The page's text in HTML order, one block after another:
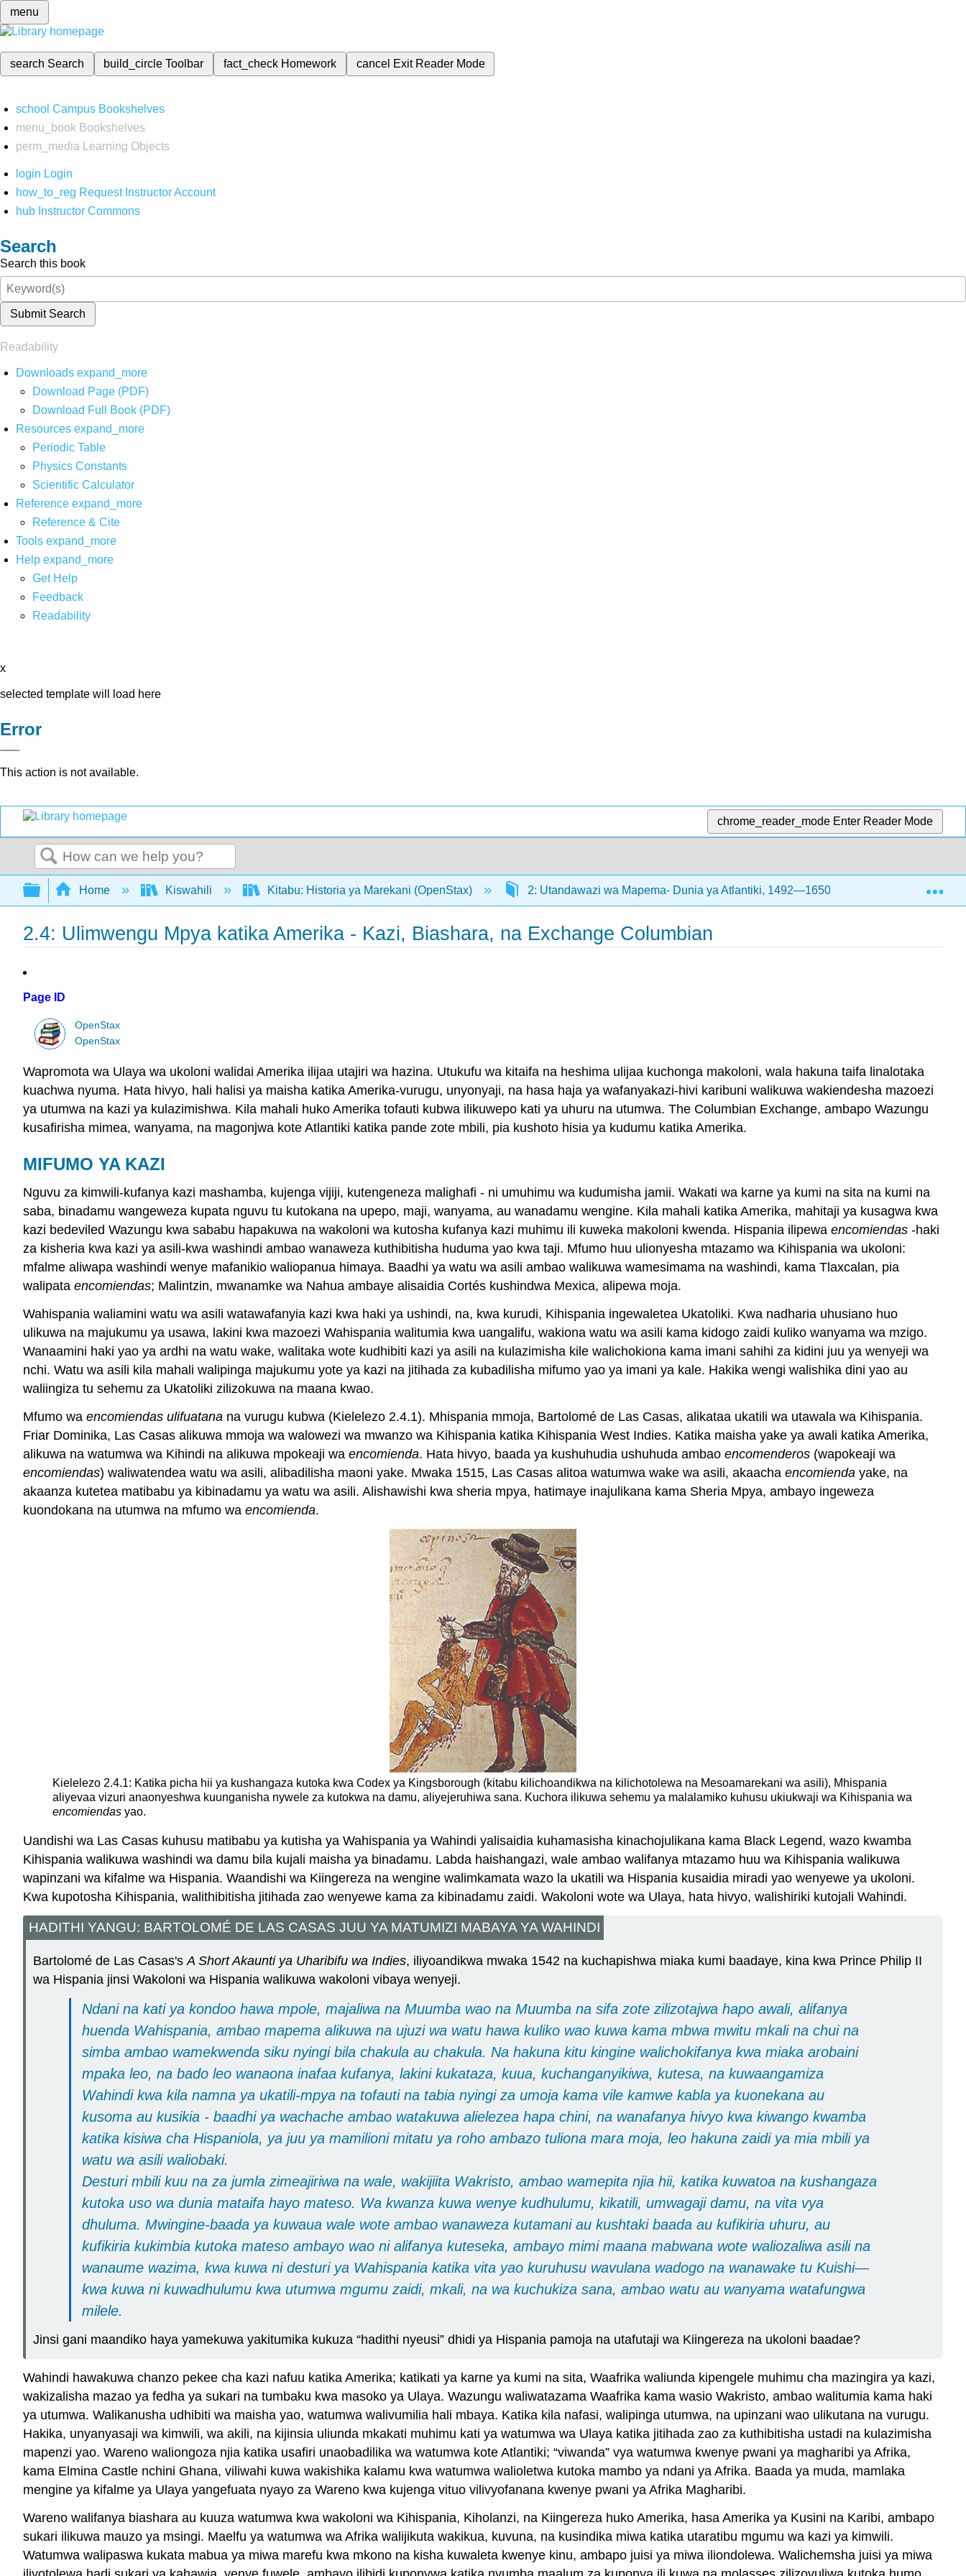
menu
search Search build_circleToolbar fact_check Homework cancel Exit Reader Mode
school Campus Bookshelves
menu_book Bookshelves
perm_media
Learning Objects
login Login
how_to_reg Request Instructor Account
hub Instructor Commons
Search
Search this book
Submit Search
Readability
Downloads expand_more
Download Page (PDF)
Download Full Book (PDF)
Resources expand_more
Periodic Table
Physics Constants
Scientific Calculator
Reference expand_more
Reference & Cite
Tools expand_more
Help expand_more
Get Help
Feedback
Readability
x
selected template will load here
Error
This action is not available.
chrome_reader_mode Enter Reader Mode
Search
Expand/collapse global hierarchy
Home Kiswahili Kitabu: Historia ya Marekani (OpenStax) 2: Utandawazi wa Mapema- Dunia ya Atlantiki, 1492—1650 2.4:
2.4: Ulimwengu Mpya katika Amerika - Kazi, Biashara, na Exchange Columbian
Page ID
OpenStax
OpenStax
Wapromota wa Ulaya wa ukoloni walidai Amerika ilijaa utajiri wa hazina. Utukufu wa kitaifa na heshima ulijaa kuchonga makoloni, wala hakuna taifa linalotaka
kuachwa nyuma. Hata hivyo, hali halisi ya maisha katika Amerika-vurugu, unyonyaji, na hasa haja ya wafanyakazi-hivi karibuni walikuwa wakiendesha mazoezi
ya utumwa na kazi ya kulazimishwa. Kila mahali huko Amerika tofauti kubwa ilikuwepo kati ya uhuru na utumwa. The Columbian Exchange, ambapo Wazungu
kusafirisha mimea, wanyama, na magonjwa kote Atlantiki katika pande zote mbili, pia kushoto hisia ya kudumu katika Amerika.
MIFUMO YA KAZI
Nguvu za kimwili-kufanya kazi mashamba, kujenga vijiji, kutengeneza malighafi - ni umuhimu wa kudumisha jamii. Wakati wa karne ya kumi na sita na kumi na
saba, binadamu wangeweza kupata nguvu tu kutokana na upepo, maji, wanyama, au wanadamu wengine. Kila mahali katika Amerika, mahitaji ya kusagwa kwa
kazi bedeviled Wazungu kwa sababu hapakuwa na wakoloni wa kutosha kufanya kazi muhimu ili kuweka makoloni kwenda. Hispania ilipewa encomiendas -haki
za kisheria kwa kazi ya asili-kwa washindi ambao wanaweza kuthibitisha huduma yao kwa taji. Mfumo huu ulionyesha mtazamo wa Kihispania wa ukoloni:
mfalme aliwapa washindi wenye mafanikio waliopanua himaya. Baadhi ya watu wa asili ambao walikuwa wamesimama na washindi, kama Tlaxcalan, pia
walipata encomiendas; Malintzin, mwanamke wa Nahua ambaye alisaidia Cortés kushindwa Mexica, alipewa moja.
Wahispania waliamini watu wa asili watawafanyia kazi kwa haki ya ushindi, na, kwa kurudi, Kihispania ingewaletea Ukatoliki. Kwa nadharia uhusiano huo
ulikuwa na majukumu ya usawa, lakini kwa mazoezi Wahispania walitumia kwa uangalifu, wakiona watu wa asili kama kidogo zaidi kuliko wanyama wa mzigo.
Wanaamini haki yao ya ardhi na watu wake, walitaka wote kudhibiti kazi ya asili na kulazimisha kile walichokiona kama imani sahihi za kidini juu ya wenyeji wa
nchi. Watu wa asili kila mahali walipinga majukumu yote ya kazi na jitihada za kubadilisha mifumo yao ya imani ya kale. Hakika wengi walishika dini yao au
waliingiza tu sehemu za Ukatoliki zilizokuwa na maana kwao.
Mfumo wa encomiendas ulifuatana na vurugu kubwa (Kielelezo 2.4.1). Mhispania mmoja, Bartolomé de Las Casas, alikataa ukatili wa utawala wa Kihispania.
Friar Dominika, Las Casas alikuwa mmoja wa walowezi wa mwanzo wa Kihispania katika Kihispania West Indies. Katika maisha yake ya awali katika Amerika,
alikuwa na watumwa wa Kihindi na alikuwa mpokeaji wa encomienda. Hata hivyo, baada ya kushuhudia ushuhuda ambao encomenderos (wapokeaji wa
encomiendas) waliwatendea watu wa asili, alibadilisha maoni yake. Mwaka 1515, Las Casas alitoa watumwa wake wa asili, akaacha encomienda yake, na
akaanza kutetea matibabu ya kibinadamu ya watu wa asili. Alishawishi kwa sheria mpya, hatimaye inajulikana kama Sheria Mpya, ambayo ingeweza
kuondokana na utumwa na mfumo wa encomienda.
Kielelezo 2.4.1: Katika picha hii ya kushangaza kutoka kwa Codex ya Kingsborough (kitabu kilichoandikwa na kilichotolewa na Mesoamarekani wa asili), Mhispania
aliyevaa vizuri anaonyeshwa kuunganisha nywele za kutokwa na damu, aliyejeruhiwa sana. Kuchora ilikuwa sehemu ya malalamiko kuhusu ukiukwaji wa Kihispania wa
encomiendas yao.
Uandishi wa Las Casas kuhusu matibabu ya kutisha ya Wahispania ya Wahindi yalisaidia kuhamasisha kinachojulikana kama Black Legend, wazo kwamba
Kihispania walikuwa washindi wa damu bila kujali maisha ya binadamu. Labda haishangazi, wale ambao walifanya mtazamo huu wa Kihispania walikuwa
wapinzani wa kifalme wa Hispania. Waandishi wa Kiingereza na wengine walimkamata wazo la ukatili wa Hispania kusaidia miradi yao wenyewe ya ukoloni.
Kwa kupotosha Kihispania, walithibitisha jitihada zao wenyewe kama za kibinadamu zaidi. Wakoloni wote wa Ulaya, hata hivyo, walishiriki kutojali Wahindi.
HADITHI YANGU: BARTOLOMÉ DE LAS CASAS JUU YA MATUMIZI MABAYA YA WAHINDI
Bartolomé de Las Casas's A Short Akaunti ya Uharibifu wa Indies, iliyoandikwa mwaka 1542 na kuchapishwa miaka kumi baadaye, kina kwa Prince Philip II
wa Hispania jinsi Wakoloni wa Hispania walikuwa wakoloni vibaya wenyeji.
Ndani na kati ya kondoo hawa mpole, majaliwa na Muumba wao na Muumba na sifa zote zilizotajwa hapo awali, alifanya
huenda Wahispania, ambao mapema alikuwa na ujuzi wa watu hawa kuliko wao kuwa kama mbwa mwitu mkali na chui na
simba ambao wamekwenda siku nyingi bila chakula au chakula. Na hakuna kitu kingine walichokifanya kwa miaka arobaini
mpaka leo, na bado leo wanaona inafaa kufanya, lakini kukataza, kuua, kuchanganyikiwa, kutesa, na kuwaangamiza
Wahindi kwa kila namna ya ukatili-mpya na tofauti na tabia nyingi za umoja kama vile kamwe kabla ya kuonekana au
kusoma au kusikia - baadhi ya wachache ambao watakuwa alielezea hapa chini, na wanafanya hivyo kwa kiwango kwamba
katika kisiwa cha Hispaniola, ya juu ya mamilioni mitatu ya roho ambazo tuliona mara moja, leo hakuna zaidi ya mia mbili ya
watu wa asili waliobaki.
Desturi mbili kuu na za jumla zimeajiriwa na wale, wakijiita Wakristo, ambao wamepita njia hii, katika kuwatoa na kushangaza
kutoka uso wa dunia mataifa hayo mateso. Wa kwanza kuwa wenye kudhulumu, kikatili, umwagaji damu, na vita vya
dhuluma. Mwingine-baada ya kuwaua wale wote ambao wanaweza kutamani au kushtaki baada au kufikiria uhuru, au
kufikiria kukimbia kutoka mateso ambayo wao ni alifanya kuteseka, ambayo mimi maana mabwana wote waliozaliwa asili na
wanaume wazima, kwa kuwa ni desturi ya Wahispania katika vita yao kuruhusu wavulana wadogo na wanawake tu Kuishi—
kwa kuwa ni kuwadhulumu kwa utumwa mgumu zaidi, mkali, na wa kuchukiza sana, ambao watu au wanyama watafungwa
milele.
Jinsi gani maandiko haya yamekuwa yakitumika kukuza “hadithi nyeusi” dhidi ya Hispania pamoja na utafutaji wa Kiingereza na ukoloni baadae?
Wahindi hawakuwa chanzo pekee cha kazi nafuu katika Amerika; katikati ya karne ya kumi na sita, Waafrika waliunda kipengele muhimu cha mazingira ya kazi,
wakizalisha mazao ya fedha ya sukari na tumbaku kwa masoko ya Ulaya. Wazungu waliwatazama Waafrika kama wasio Wakristo, ambao walitumia kama haki
ya utumwa. Walikanusha udhibiti wa maisha yao, watumwa walivumilia hali mbaya. Katika kila nafasi, walipinga utumwa, na upinzani wao ulikutana na vurugu.
Hakika, unyanyasaji wa kimwili, wa akili, na kijinsia uliunda mkakati muhimu kati ya watumwa wa Ulaya katika jitihada zao za kuthibitisha ustadi na kulazimisha
mapenzi yao. Wareno waliongoza njia katika usafiri unaobadilika wa watumwa kote Atlantiki; “viwanda” vya watumwa kwenye pwani ya magharibi ya Afrika,
kama Elmina Castle nchini Ghana, viliwahi kuwa wakishika kalamu kwa watumwa walioletwa kutoka mambo ya ndani ya Afrika. Baada ya muda, mamlaka
mengine ya kifalme ya Ulaya yangefuata nyayo za Wareno kwa kujenga vituo vilivyofanana kwenye pwani ya Afrika Magharibi.
Wareno walifanya biashara au kuuza watumwa kwa wakoloni wa Kihispania, Kiholanzi, na Kiingereza huko Amerika, hasa Amerika ya Kusini na Karibi, ambapo
sukari ilikuwa mauzo ya msingi. Maelfu ya watumwa wa Afrika walijikuta wakikua, kuvuna, na kusindika miwa katika utaratibu mgumu wa kazi ya kimwili.
Watumwa walipaswa kukata mabua ya miwa marefu kwa mkono na kisha kuwaleta kwenye kinu, ambapo juisi ya miwa iliondolewa. Walichemsha juisi ya miwa